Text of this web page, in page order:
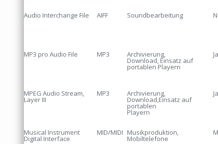
Audio Interchange File AIFF Soundbearbeitung
MP3 pro Audio File MP3 Archivierung,
Download, Einsatz auf
portablen Playern
Ja
MPEG Audio Stream,
Layer III
MP3 Archivierung,
Download,Einsatz auf
portablen
Playern
Ja
Musical Instrument
Digital Interface
MID/MIDI Musikproduktion,
Mobiltelefone